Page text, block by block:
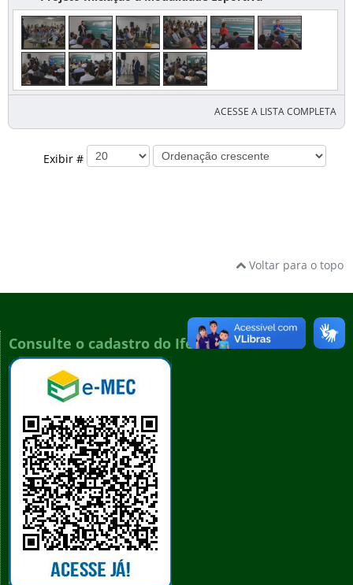
ACESSE A LISTA COMPLETA
Exibir #
Voltar para o topo
Consulte o cadastro do Ifes no e-MEC